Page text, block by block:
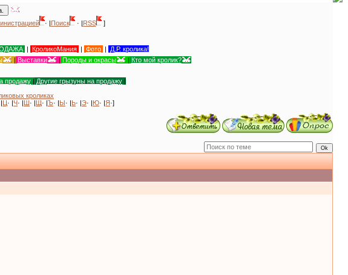
· |Поиск · |RSS ]
| КроликоМания | Фото |
Д.Р. кролика!
| Выставки | Породы и окрасы | Кто мой кролик?
продажу | Другие грызуны на продажу |
кроликах
|Ц· |Ч· |Ш· |Щ· |Ъ· |Ы· |Ь· |Э· |Ю· |Я·]